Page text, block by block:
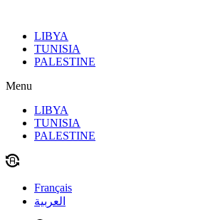
contenuLIBYA
TUNISIA
PALESTINE
Menu
LIBYA
TUNISIA
PALESTINE
Français
العربية